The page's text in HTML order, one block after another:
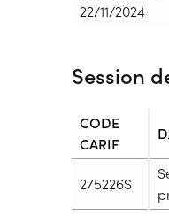
22/11/2024
Session
CODE
CARIF
275226S